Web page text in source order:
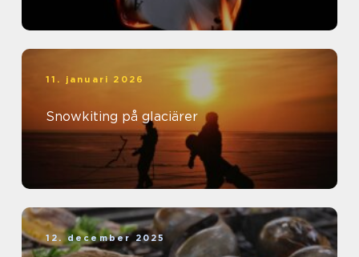
11. januari 2026
Snowkiting på glaciärer
12. december 2025